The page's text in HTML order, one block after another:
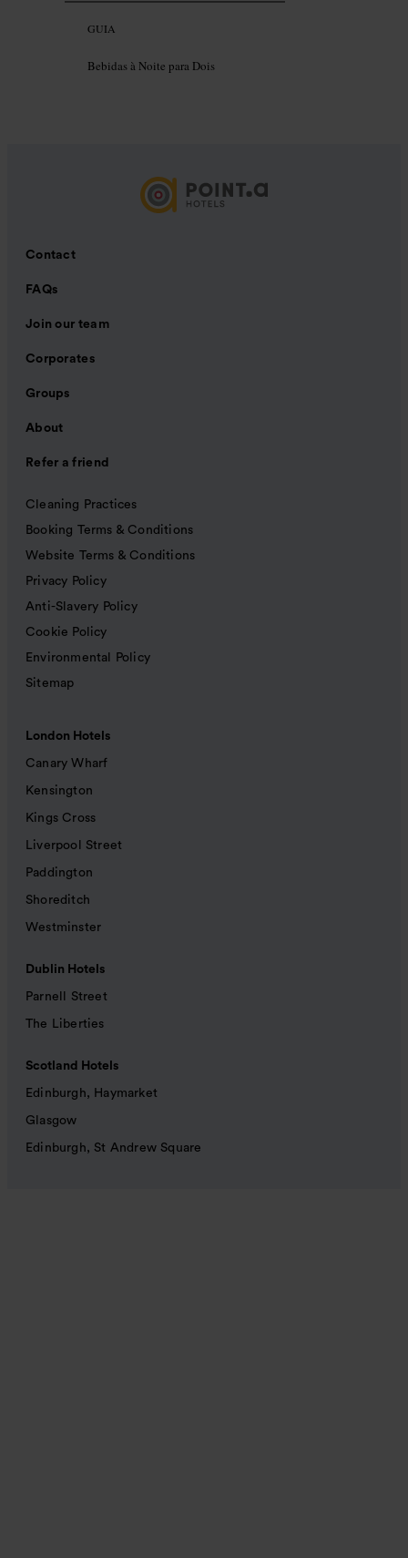
GUIA
Bebidas à Noite para Dois
Contact
FAQs
Join our team
Corporates
Groups
About
Refer a friend
Cleaning Practices
Booking Terms & Conditions
Website Terms & Conditions
Privacy Policy
Anti-Slavery Policy
Cookie Policy
Environmental Policy
Sitemap
London Hotels
Canary Wharf
Kensington
Kings Cross
Liverpool Street
Paddington
Shoreditch
Westminster
Dublin Hotels
Parnell Street
The Liberties
Scotland Hotels
Edinburgh, Haymarket
Glasgow
Edinburgh, St Andrew Square